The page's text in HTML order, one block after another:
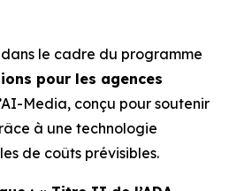
le cadre du programme
pour les agences
Media, conçu pour soutenir
à une technologie
de coûts prévisibles.